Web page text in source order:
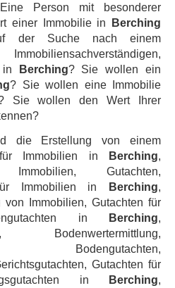
Person mit besonderer
einer Immobilie in
Berching
der Suche nach einem
in
Berching? Sie wollen ein
? Sie wollen eine Immobilie
Sie wollen den Wert Ihrer
die Erstellung von einem
für Immobilien in
Berching,
Gutachten,
für Immobilien in
Berching,
von Immobilien, Gutachten für
in
Berching,
Bodenwertermittlung,
Bodengutachten,
Gutachten für
in
Berching,